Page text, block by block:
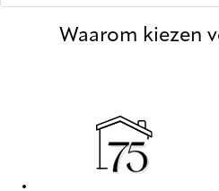
Waarom kiezen